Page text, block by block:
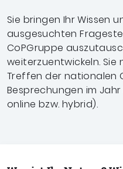
Sie bringen Ihr Wissen
ausgesuchten
CoPGruppe
weiterzuentwickeln.
Treffen der nationalen
Besprechungen im Jahr
online bzw. hybrid).